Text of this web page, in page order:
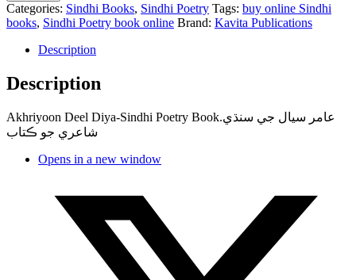
Categories: Sindhi Books, Sindhi Poetry Tags: buy online Sindhi
books, Sindhi Poetry book online Brand: Kavita Publications
Description
Description
Akhriyoon Deel Diya-Sindhi Poetry Book.عامر سيال جي سنڌي
شاعري جو ڪتاب
Opens in a new window